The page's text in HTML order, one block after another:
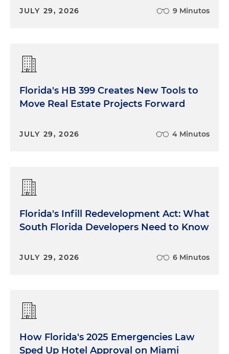
JULY 29, 2026 9 Minutos
Florida's HB 399 Creates New Tools to
Move Real Estate Projects Forward
JULY 29, 2026 4 Minutos
Florida's Infill Redevelopment Act: What
South Florida Developers Need to Know
JULY 29, 2026 6 Minutos
How Florida's 2025 Emergencies Law
Sped Up Hotel Approval on Miami